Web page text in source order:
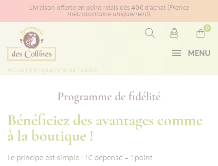
Panneau de gestion des cookies
Livraison offerte en point relais dès 40€ d'achat (France
métropolitaine uniquement).
MENU
0
Accueil Programme de fidélité
Programme de fidélité
Bénéficiez des avantages comme
à la boutique !
Le principe est simple : 1€ dépensé = 1 point